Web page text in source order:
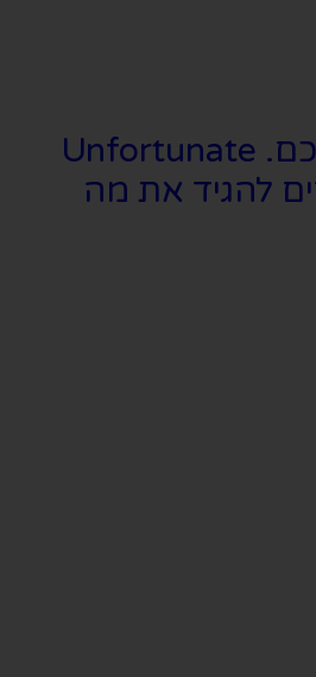
אם אתם אוהבים מחזות זמר חכמים, עם הומור ציני, ופארודיים, זהו המופע המושלם עבורכם. Unfortunate
להגיד את מה